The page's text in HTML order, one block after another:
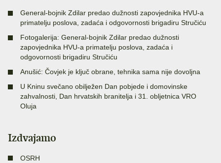
General-bojnik Zdilar predao dužnosti zapovjednika HVU-a
primatelju poslova, zadaća i odgovornosti brigadiru Stručiću
Fotogalerija: General-bojnik Zdilar predao dužnosti
zapovjednika HVU-a primatelju poslova, zadaća i
odgovornosti brigadiru Stručiću
Anušić: Čovjek je ključ obrane, tehnika sama nije dovoljna
U Kninu svečano obilježen Dan pobjede i domovinske
zahvalnosti, Dan hrvatskih branitelja i 31. obljetnica VRO
Oluja
Izdvajamo
OSRH